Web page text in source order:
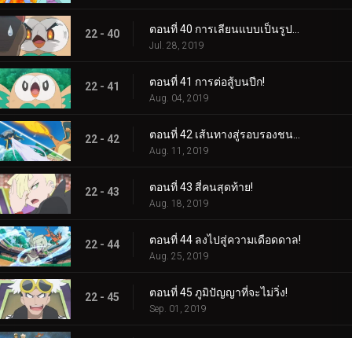
22 - 40
Jul. 28, 2019
22 - 41 ตอนที่ 41 การต่อสู้บนปีก!
Aug. 04, 2019
22 - 42
Aug. 11, 2019
22 - 43 ตอนที่ 43 สี่คนสุดท้าย!
Aug. 18, 2019
22 - 44 ตอนที่ 44 ลงไปสู่ความเดือดดาล!
Aug. 25, 2019
22 - 45 ตอนที่ 45 ภูมิปัญญาที่จะไม่วิ่ง!
Sep. 01, 2019